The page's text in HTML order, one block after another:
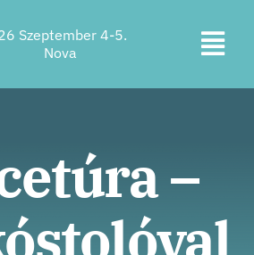
be
Szállás
Rólunk
Szeptember 4-5.
Nova
–